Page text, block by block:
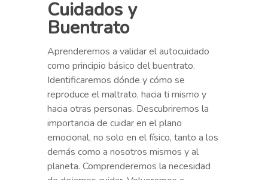
Cuidados y
Buentrato
Aprenderemos a validar el autocuidado
como principio básico del buentrato.
Identificaremos dónde y cómo se
reproduce el maltrato, hacia ti mismo y
hacia otras personas. Descubriremos la
importancia de cuidar en el plano
emocional, no solo en el físico, tanto a los
demás como a nosotros mismos y al
planeta. Comprenderemos la necesidad